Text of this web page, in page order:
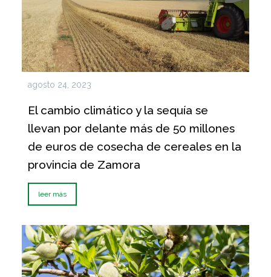
agosto 24, 2023
El cambio climático y la sequía se
llevan por delante más de 50 millones
de euros de cosecha de cereales en la
provincia de Zamora
leer más